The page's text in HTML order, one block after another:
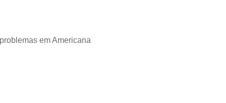
em Americana